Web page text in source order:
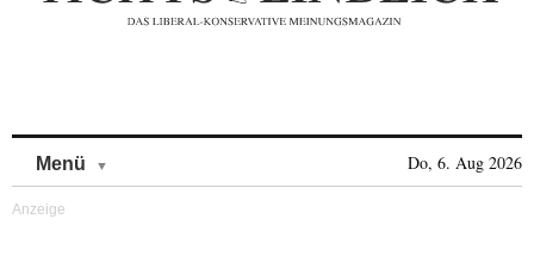
Menü Do, 6. Aug 2026